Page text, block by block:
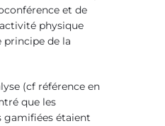
et de
physique
principe de la
(cf référence en
que les
étaient